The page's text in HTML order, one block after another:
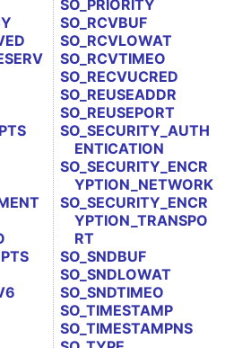
SO_PRIORITY
SO_RCVBUF
SO_RCVLOWAT
SO_RCVTIMEO
SO_RECVUCRED
SO_REUSEADDR
SO_REUSEPORT
SO_SECURITY_AUTH
ENTICATION
SO_SECURITY_ENCR
YPTION_NETWORK
SO_SECURITY_ENCR
YPTION_TRANSPO
RT
SO_SNDBUF
SO_SNDLOWAT
SO_SNDTIMEO
SO_TIMESTAMP
SO_TIMESTAMPNS